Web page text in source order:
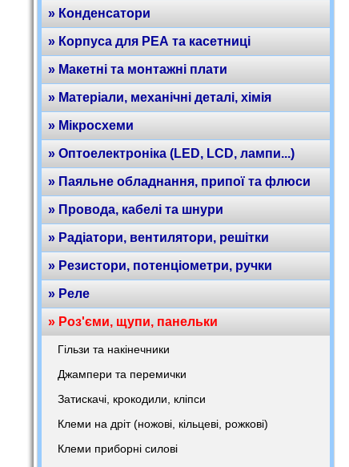
» Конденсатори
» Корпуса для РЕА та касетниці
» Макетні та монтажні плати
» Матеріали, механічні деталі, хімія
» Мікросхеми
» Оптоелектроніка (LED, LCD, лампи...)
» Паяльне обладнання, припої та флюси
» Провода, кабелі та шнури
» Радіатори, вентилятори, решітки
» Резистори, потенціометри, ручки
» Реле
» Роз'єми, щупи, панельки
Гільзи та накінечники
Джампери та перемички
Затискачі, крокодили, кліпси
Клеми на дріт (ножові, кільцеві, рожкові)
Клеми приборні силові